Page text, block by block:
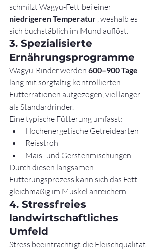
schmilzt Wagyu-Fett bei einer
niedrigeren Temperatur , weshalb es
sich buchstäblich im Mund auflöst.
3. Spezialisierte
Ernährungsprogramme
Wagyu-Rinder werden 600–900 Tage
lang mit sorgfältig kontrollierten
Futterrationen aufgezogen, viel länger
als Standardrinder.
Eine typische Fütterung umfasst:
Hochenergetische Getreidearten
Reisstroh
Mais- und Gerstenmischungen
Durch diesen langsamen
Fütterungsprozess kann sich das Fett
gleichmäßig im Muskel anreichern.
4. Stressfreies
landwirtschaftliches
Umfeld
Stress beeinträchtigt die Fleischqualität